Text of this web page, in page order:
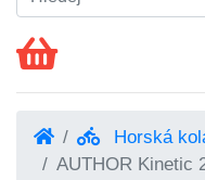
Horská
AUTHOR Kinetic